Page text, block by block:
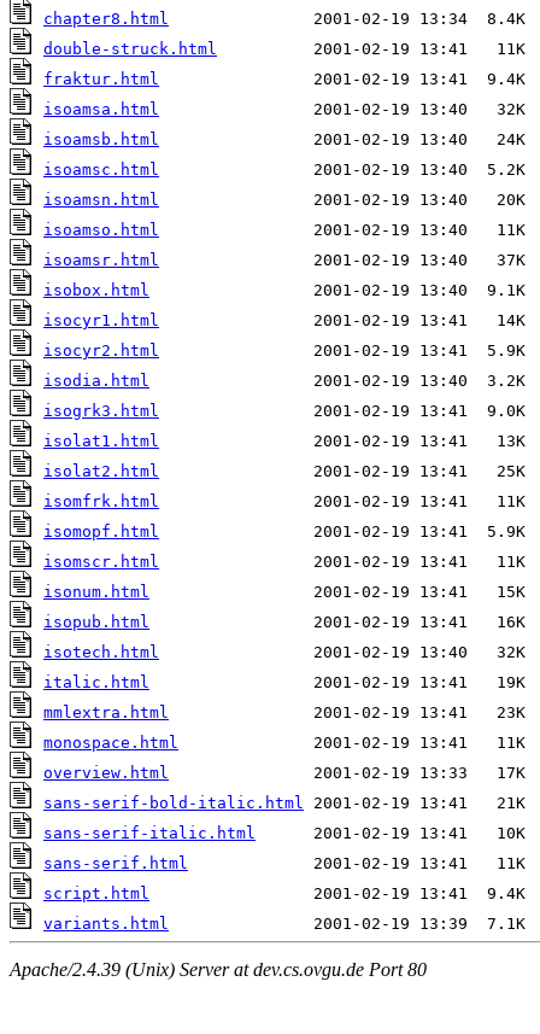
chapter8.html
double-struck.html
fraktur.html
isoamsa.html
isoamsb.html
isoamsc.html
isoamsn.html
isoamso.html
isoamsr.html
isobox.html
isocyr1.html
isocyr2.html
isodia.html
isogrk3.html
isolat1.html
isolat2.html
isomfrk.html
isomopf.html
isomscr.html
isonum.html
isopub.html
isotech.html
italic.html
mmlextra.html
monospace.html
overview.html
sans-serif-bold-italic.html
sans-serif-italic.html
sans-serif.html
script.html
variants.html
Apache/2.4.39 (Unix) Server at dev.cs.ovgu.de Port 80